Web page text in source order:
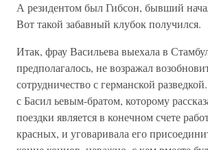
А резидентом был Гибсон, бывший
Вот такой забавный клубок получился.
Итак, фрау Васильева выехала в
предполагалось, не возражал
сотрудничество с германской
с Басил ьевым-братом, которому
поездки является в конечном счете
красных, и уговаривала его